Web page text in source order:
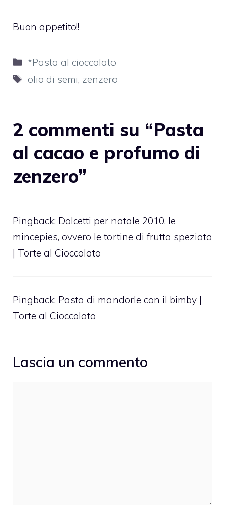
Buon appetito!!
Categorie
*Pasta al cioccolato
Tag
olio di semi, zenzero
2 commenti su “Pasta
al cacao e profumo di
zenzero”
Pingback: Dolcetti per natale 2010, le
mincepies, ovvero le tortine di frutta speziata
| Torte al Cioccolato
Pingback: Pasta di mandorle con il bimby |
Torte al Cioccolato
Lascia un commento